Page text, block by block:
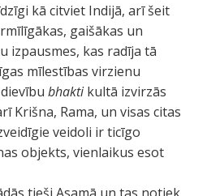
kā citviet Indijā, arī šeit
gaišākas un
izpausmes, kas radīja tā
mīlestības virzienu
bhaktikultā izvirzās
Krišna, Rama, un visas citas
veidoli ir ticīgo
objekts, vienlaikus esot